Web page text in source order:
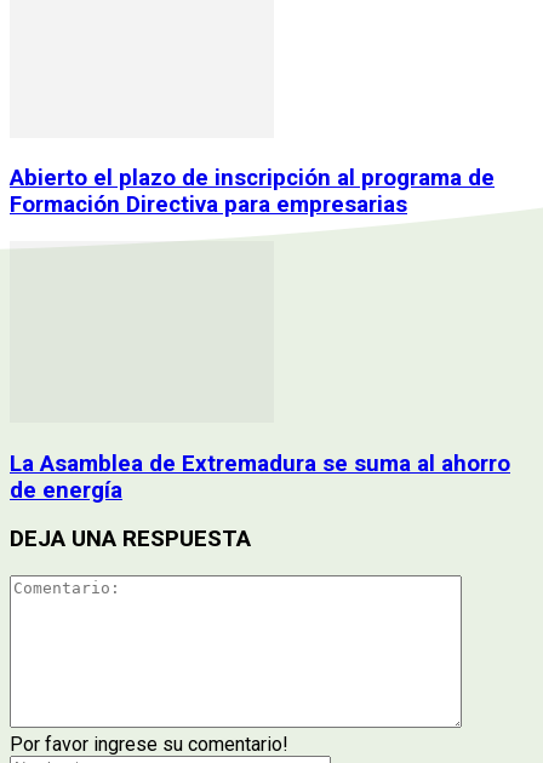
Abierto el plazo de inscripción al programa de
Formación Directiva para empresarias
La Asamblea de Extremadura se suma al ahorro
de energía
DEJA UNA RESPUESTA
Por favor ingrese su comentario!